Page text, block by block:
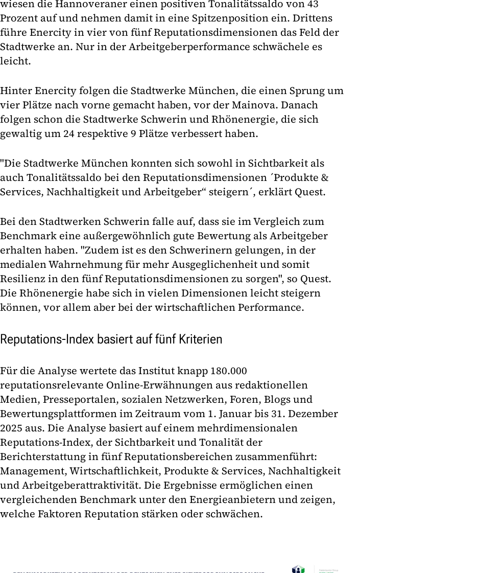
wiesen die Hannoveraner einen positiven Tonalitätssaldo von 43
Prozent auf und nehmen damit in eine Spitzenposition ein. Drittens
führe Enercity in vier von fünf Reputationsdimensionen das Feld der
Stadtwerke an. Nur in der Arbeitgeberperformance schwächele es
leicht.
Hinter Enercity folgen die Stadtwerke München, die einen Sprung um
vier Plätze nach vorne gemacht haben, vor der Mainova. Danach
folgen schon die Stadtwerke Schwerin und Rhönenergie, die sich
gewaltig um 24 respektive 9 Plätze verbessert haben.
"Die Stadtwerke München konnten sich sowohl in Sichtbarkeit als
auch Tonalitätssaldo bei den Reputationsdimensionen ´Produkte &
Services, Nachhaltigkeit und Arbeitgeber“ steigern´, erklärt Quest.
Bei den Stadtwerken Schwerin falle auf, dass sie im Vergleich zum
Benchmark eine außergewöhnlich gute Bewertung als Arbeitgeber
erhalten haben. "Zudem ist es den Schwerinern gelungen, in der
medialen Wahrnehmung für mehr Ausgeglichenheit und somit
Resilienz in den fünf Reputationsdimensionen zu sorgen", so Quest.
Die Rhönenergie habe sich in vielen Dimensionen leicht steigern
können, vor allem aber bei der wirtschaftlichen Performance.
Reputations-Index basiert auf fünf Kriterien
Für die Analyse wertete das Institut knapp 180.000
reputationsrelevante Online-Erwähnungen aus redaktionellen
Medien, Presseportalen, sozialen Netzwerken, Foren, Blogs und
Bewertungsplattformen im Zeitraum vom 1. Januar bis 31. Dezember
2025 aus. Die Analyse basiert auf einem mehrdimensionalen
Reputations-Index, der Sichtbarkeit und Tonalität der
Berichterstattung in fünf Reputationsbereichen zusammenführt:
Management, Wirtschaftlichkeit, Produkte & Services, Nachhaltigkeit
und Arbeitgeberattraktivität. Die Ergebnisse ermöglichen einen
vergleichenden Benchmark unter den Energieanbietern und zeigen,
welche Faktoren Reputation stärken oder schwächen.